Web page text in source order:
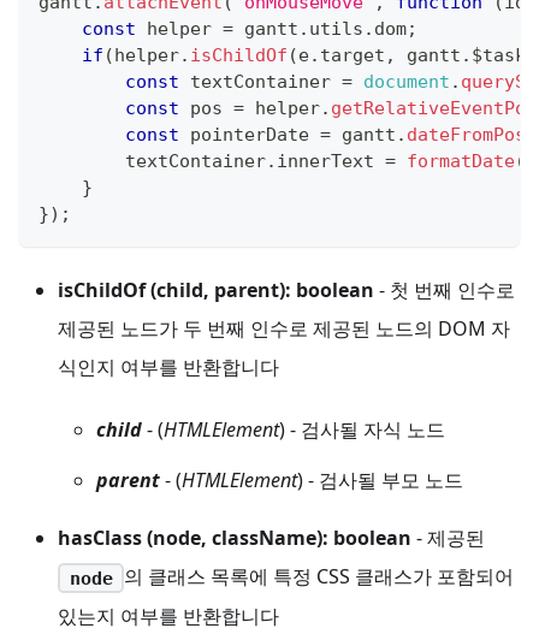
const helper = gantt . utils . dom;
if (helper. isChildOf (e. target , gantt .
const textContainer = document .
const pos = helper.
const pointerDate = gantt . dateFromPos
        textContainer
. innerText = formatDate(
}
}) ;
isChildOf (child, parent): boolean - 첫 번째 인수로
제공된 노드가 두 번째 인수로 제공된 노드의 DOM 자
식인지 여부를 반환합니다
child- (HTMLElement) - 검사될 자식 노드
parent- (HTMLElement) - 검사될 부모 노드
hasClass (node, className): boolean - 제공된
node 의 클래스 목록에 특정 CSS 클래스가 포함되어
있는지 여부를 반환합니다